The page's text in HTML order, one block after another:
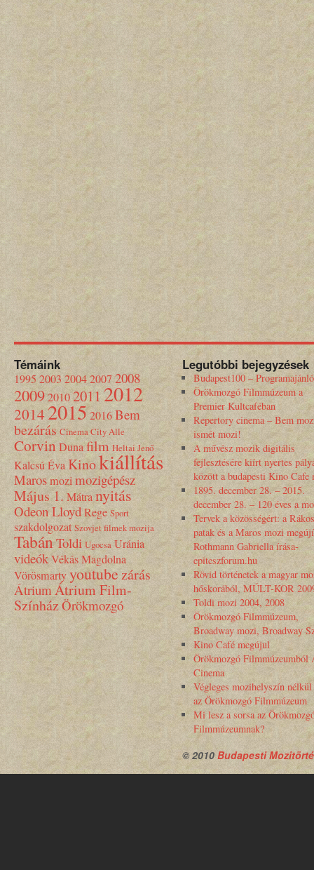
Témáink
1995 2003 20042007 2008
200920102011 2012
201420152016Bem
bezárás Cinema City Alle
CorvinDunafilm Heltai Jenő
Kalcsú ÉvaKinokiállítás
Marosmozimozigépész
Május 1. Mátranyitás
Odeon LloydRege Sport
szakdolgozat Szovjet filmek mozija
TabánToldi Ugocsa Uránia
videókVékás Magdolna
Vörösmartyyoutubezárás
Átrium Átrium Film-
SzínházÖrökmozgó
Legutóbbi bejegyzések
Budapest100 – Programajánló
Örökmozgó Filmmúzeum a
Premier Kultcaféban
Repertory cinema – Bem
ismét mozi!
A művész mozik digitális
fejlesztésére kiírt nyertes
között a budapesti Kino Cafe
1895. december 28. – 2015.
december 28. – 120 éves a
Tervek a közösségért: a
patak és a Maros mozi
Rothmann Gabriella írása-
epiteszforum.hu
Rövid történetek a magyar
hőskorából, MÚLT-KOR
Toldi mozi 2004, 2008
Örökmozgó Filmmúzeum,
Broadway mozi, Broadway
Kino Café megújul
Örökmozgó Filmmúzeumból
Cinema
Végleges mozihelyszín nélkül
az Örökmozgó Filmmúzeum
Mi lesz a sorsa az
Filmmúzeumnak?
© 2010 Budapesti